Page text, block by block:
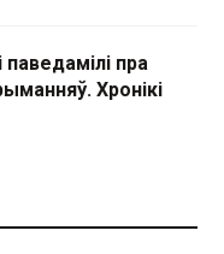
пра
Хронікі